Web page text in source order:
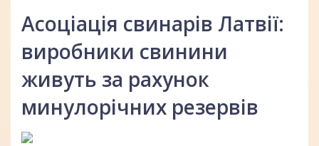
Асоціація свинарів Латвії:
виробники свинини
живуть за рахунок
минулорічних резервів